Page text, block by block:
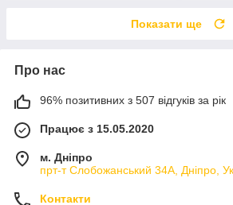
Показати ще
Про нас
96% позитивних з 507 відгуків за рік
Працює з 15.05.2020
м. Дніпро
прт-т Слобожанський 34А, Дніпро,
Контакти